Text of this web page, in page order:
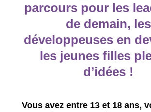
parcours pour les
de demain, les
développeuses en
les jeunes filles
d’idées !
Vous avez entre 13 et 18 ans,